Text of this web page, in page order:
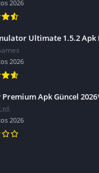
2026
Ultimate 1.5.2
2026
Apk Güncel
2026